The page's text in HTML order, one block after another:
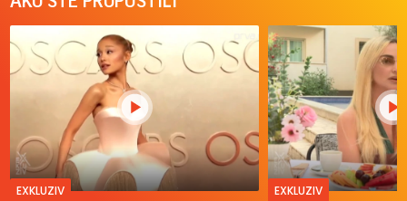
EXKLUZIV EXKLUZIV